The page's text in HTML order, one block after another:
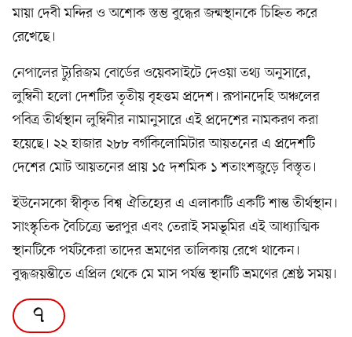
মায়া দেবী মন্দির ও অশোক স্তম্ভ বুদ্ধের জন্মস্থানকে চিহ্নিত করে
রেখেছে।
নেপালের ট্যুরিজম বোর্ডের ওয়েবসাইটে দেওয়া তথ্য অনুসারে,
লুম্বিনী হলো দেশটির তৃতীয় বৃহত্তম প্রদেশ। রূপানদেহি অঞ্চলের
পবিত্র তীর্থস্থান লুম্বিনীর নামানুসারে এই প্রদেশের নামকরণ করা
হয়েছে। ২২ হাজার ২৮৮ বর্গকিলোমিটার আয়তনের এ প্রদেশটি
দেশের মোট আয়তনের প্রায় ১৫ দশমিক ১ শতাংশজুড়ে বিস্তৃত।
ইউনেসকো স্বীকৃত বিশ্ব ঐতিহ্যের এ এলাকাটি একটি শান্ত তীর্থস্থান।
সাংস্কৃতিক বৈচিত্র্যে ভরপুর এবং তেরাই সমভূমির এই আধ্যাত্মিক
স্থানটিকে পর্যটকেরা তাদের ভ্রমণের তালিকায় রেখে থাকেন।
বুদ্ধজয়ন্তীতে এপ্রিল থেকে মে মাস পর্যন্ত স্থানটি ভ্রমণের শ্রেষ্ঠ সময়।
৭